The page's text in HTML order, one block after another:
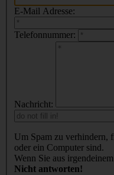
E-Mail Adresse:
Telefonnummer:
Nachricht:
Um Spam zu verhindern,
oder ein Computer sind.
Wenn Sie aus
Nicht antworten!